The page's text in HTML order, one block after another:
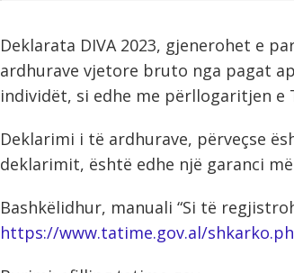
Deklarata DIVA 2023, gjenerohet e
ardhurave vjetore bruto nga pagat
individët, si edhe me përllogaritjen
Deklarimi i të ardhurave, përveçse
deklarimit, është edhe një garanci
Bashkëlidhur, manuali “Si të
https://www.tatime.gov.al/